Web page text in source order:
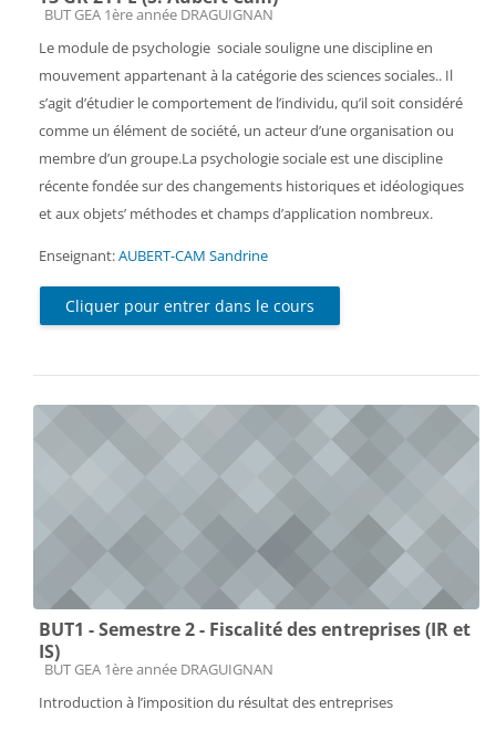
Catégorie de cours
BUT GEA 1ère année DRAGUIGNAN
Le module de psychologie sociale souligne une discipline en
mouvement appartenant à la catégorie des sciences sociales.. Il
s’agit d’étudier le comportement de l’individu, qu’il soit considéré
comme un élément de société, un acteur d’une organisation ou
membre d’un groupe.La psychologie sociale est une discipline
récente fondée sur des changements historiques et idéologiques
et aux objets’ méthodes et champs d’application nombreux.
Enseignant:AUBERT-CAM Sandrine
Cliquer pour entrer dans le cours
BUT1 - Semestre 2 - Fiscalité des entreprises (IR et
IS)
Catégorie de cours
BUT GEA 1ère année DRAGUIGNAN
Introduction à l’imposition du résultat des entreprises